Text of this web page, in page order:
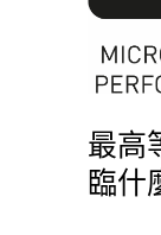
最高
臨什